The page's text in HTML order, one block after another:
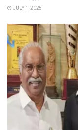
JULY 1, 2025